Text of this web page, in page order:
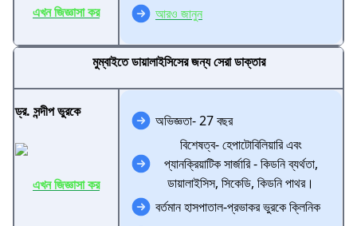
এখন জিজ্ঞাসা কর
আরও জানুন
মুম্বাইতে ডায়ালাইসিসের জন্য সেরা ডাক্তার
ড্র. সন্দীপ ভুরকে
এখন জিজ্ঞাসা কর
অভিজ্ঞতা- 27 বছর
বিশেষত্ব- হেপাটোবিলিয়ারি এবং
প্যানক্রিয়াটিক সার্জারি - কিডনি ব্যর্থতা,
ডায়ালাইসিস, সিকেডি, কিডনি পাথর।
বর্তমান হাসপাতাল-প্রভাকর ভুরকে ক্লিনিক